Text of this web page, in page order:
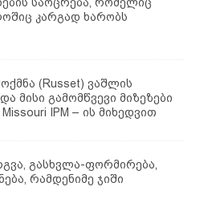
კარგად ხარობს
(Russet) ვაშლის
მისი გამომწვევი მიზეზები
IPM – ის მიხედვით
გასხვლა-ფორმირება,
რამდენიმე ჯიში